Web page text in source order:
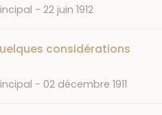
DATE
22 juin 1912
considérations
DATE
02 décembre 1911